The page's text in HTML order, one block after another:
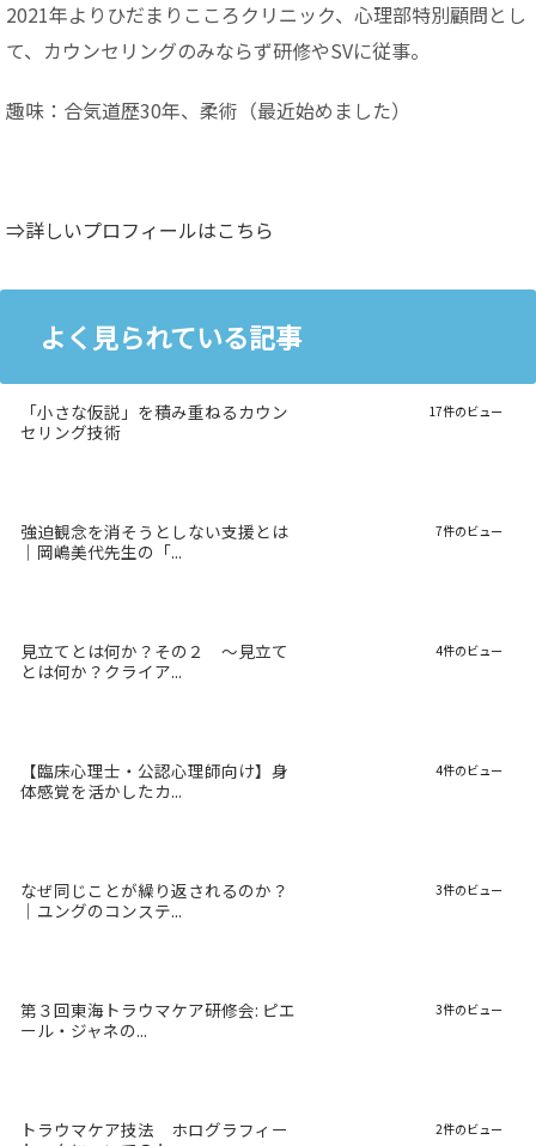
2021年よりひだまりこころクリニック、心理部特別顧問とし
て、カウンセリングのみならず研修やSVに従事。
趣味：合気道歴30年、柔術（最近始めました）
⇒詳しいプロフィールはこちら
よく見られている記事
「小さな仮説」を積み重ねるカウン
セリング技術
17件のビュー
強迫観念を消そうとしない支援とは
｜岡嶋美代先生の「...
7件のビュー
見立てとは何か？その２ 〜見立て
とは何か？クライア...
4件のビュー
【臨床心理士・公認心理師向け】身
体感覚を活かしたカ...
4件のビュー
なぜ同じことが繰り返されるのか？
｜ユングのコンステ...
3件のビュー
第３回東海トラウマケア研修会: ピエ
ール・ジャネの...
3件のビュー
トラウマケア技法 ホログラフィー
2件のビュー